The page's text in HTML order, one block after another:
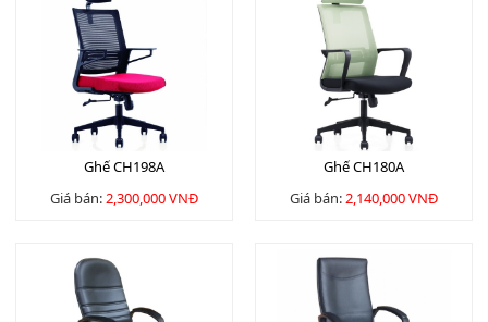
Ghế CH198A
Giá bán:2,300,000 VNĐ
Ghế CH180A
Giá bán:2,140,000 VNĐ